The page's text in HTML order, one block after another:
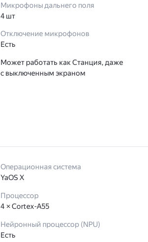
Микрофоны дальнего поля
4 шт
Отключение микрофонов
Есть
Может работать как Станция, даже
с выключенным экраном
Операционная система
YaOS X
Процессор
4 × Cortex-A55
Нейронный процессор (NPU)
Есть